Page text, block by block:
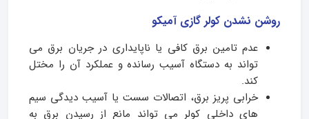
روشن نشدن کولر گازی آمیکو
عدم تامین برق کافی یا ناپایداری در جریان برق می
تواند به دستگاه آسیب رسانده و عملکرد آن را مختل
کند.
خرابی پریز برق، اتصالات سست یا آسیب دیدگی سیم
های داخلی کولر می تواند مانع از رسیدن برق به